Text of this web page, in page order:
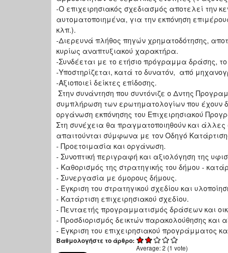
-Ο επιχειρησιακός σχεδιασμός αποτελεί την
αυτοματοποιημένα, για την εκπόνηση
κλπ.).
-Διερευνά πλήθος πηγών χρηματοδότησης,
κυρίως αναπτυξιακού χαρακτήρα.
-Συνδέεται με το ετήσιο πρόγραμμα δράσης,
-Υποστηρίζεται, κατά το δυνατόν, από
-Αξιοποιεί δείκτες επίδοσης.
Στην συνάντηση που συντόνιζε ο Δντης
συμπλήρωση των ερωτηματολογίων που έχουν
οργάνωση εκπόνησης του Επιχειρησιακού
Στη συνέχεια θα πραγματοποιηθούν και
απαιτούνται σύμφωνα με τον Οδηγό
- Προετοιμασία και οργάνωση.
- Συνοπτική περιγραφή και αξιολόγηση της
- Καθορισμός της στρατηγικής του δήμου -
- Συνεργασία με όμορους δήμους.
- Έγκριση του στρατηγικού σχεδίου και
- Κατάρτιση επιχειρησιακού σχεδίου.
- Πενταετής προγραμματισμός δράσεων και
- Προσδιορισμός δεικτών παρακολούθησης και
- Έγκριση του επιχειρησιακού προγράμματος
Βαθμολογήστε το άρθρο:
Average:2 (1 vote)